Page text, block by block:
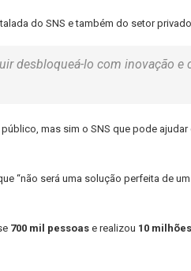
do SNS e também do setor
desbloqueá-lo com inovação e
mas sim o SNS que pode ajudar
“não será uma solução perfeita de
700 mil pessoas e realizou 10